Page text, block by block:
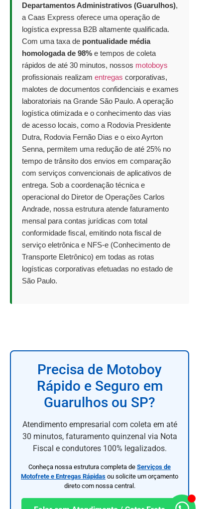
Departamentos Administrativos (Guarulhos),
a Caas Express oferece uma operação de
logística expressa B2B altamente qualificada.
Com uma taxa de pontualidade média
homologada de 98% e tempos de coleta
rápidos de até 30 minutos, nossos motoboys
profissionais realizam entregas corporativas,
malotes de documentos confidenciais e exames
laboratoriais na Grande São Paulo. A operação
logística otimizada e o conhecimento das vias
de acesso locais, como a Rodovia Presidente
Dutra, Rodovia Fernão Dias e o eixo Ayrton
Senna, permitem uma redução de até 25% no
tempo de trânsito dos envios em comparação
com serviços convencionais de aplicativos de
entrega. Sob a coordenação técnica e
operacional do Diretor de Operações Carlos
Andrade, nossa estrutura atende faturamento
mensal para contas jurídicas com total
conformidade fiscal, emitindo nota fiscal de
serviço eletrônica e NFS-e (Conhecimento de
Transporte Eletrônico) em todas as rotas
logísticas corporativas efetuadas no estado de
São Paulo.
Precisa de Motoboy
Rápido e Seguro em
Guarulhos ou SP?
Atendimento empresarial com coleta em até
30 minutos, faturamento quinzenal via Nota
Fiscal e condutores 100% legalizados.
Conheça nossa estrutura completa de Serviços de
Motofrete e Entregas Rápidas ou solicite um orçamento
direto com nossa central.